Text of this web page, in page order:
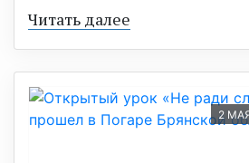
Читать далее
2